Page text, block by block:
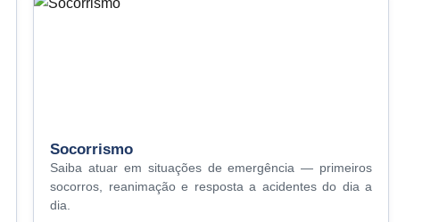
Socorrismo
Saiba atuar em situações de emergência — primeiros
socorros, reanimação e resposta a acidentes do dia a
dia.